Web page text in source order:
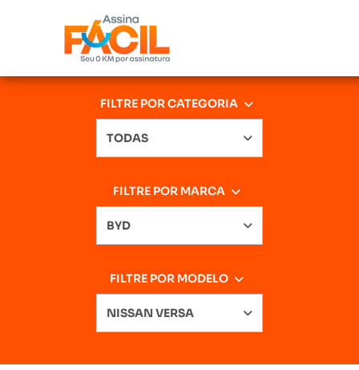
FILTRE POR CATEGORIA
TODAS
FILTRE POR MARCA
BYD
FILTRE POR MODELO
NISSAN VERSA